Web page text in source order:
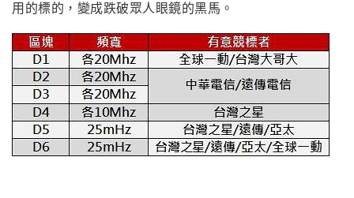
用的標的 ， 變成跌破眾人眼鏡的黑馬 。